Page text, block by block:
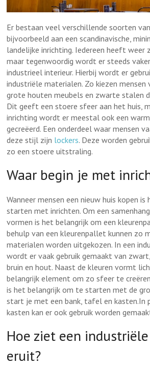
Er bestaan veel verschillende soorten
bijvoorbeeld aan een scandinavische,
landelijke inrichting. Iedereen heeft weer
maar tegenwoordig wordt er steeds
industrieel interieur. Hierbij wordt er
industriële materialen. Zo kiezen
grote houten meubels en zwarte stalen
Dit geeft een stoere sfeer aan het huis,
inrichting wordt er meestal ook een
gecreëerd. Een onderdeel waar mensen
deze stijl zijn lockers. Deze worden
zo een stoere uitstraling.
Waar begin je met
Wanneer mensen een nieuw huis kopen
starten met inrichten. Om een
vormen is het belangrijk om een
behulp van een kleurenpallet kunnen zo
materialen worden uitgekozen. In een
wordt er vaak gebruik gemaakt van
bruin en hout. Naast de kleuren vormt
belangrijk element om zo sfeer te
is het belangrijk om te starten met de
start je met een bank, tafel en kasten.In
kasten kan er ook gebruik worden
Hoe ziet een
eruit?